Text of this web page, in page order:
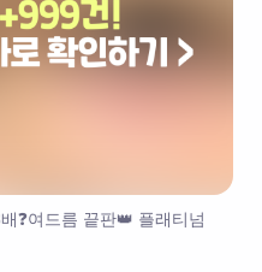
❓여드름 끝판👑 플래티넘